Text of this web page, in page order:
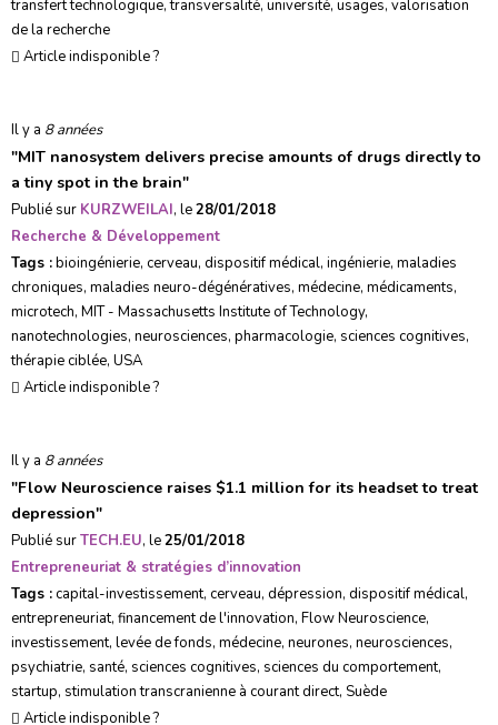
transfert technologique,transversalité, université, usages, valorisation
de la recherche
Article indisponible ?
Il y a 8 années
"MIT nanosystem delivers precise amounts of drugs directly to
a tiny spot in the brain"
Publié sur KURZWEILAI, le28/01/2018
Recherche & Développement
Tags :bioingénierie, cerveau, dispositif médical, ingénierie, maladies
chroniques, maladies neuro-dégénératives, médecine, médicaments,
microtech, MIT - Massachusetts Institute of Technology,
nanotechnologies, neurosciences, pharmacologie, sciences cognitives,
thérapie ciblée, USA
Article indisponible ?
Il y a 8 années
"Flow Neuroscience raises $1.1 million for its headset to treat
depression"
Publié surTECH.EU, le25/01/2018
Entrepreneuriat & stratégies d’innovation
Tags :capital-investissement, cerveau, dépression, dispositif médical,
entrepreneuriat, financement de l'innovation, Flow Neuroscience,
investissement, levée de fonds, médecine, neurones, neurosciences,
psychiatrie, santé, sciences cognitives, sciences du comportement,
startup, stimulation transcranienne à courant direct, Suède
Article indisponible ?